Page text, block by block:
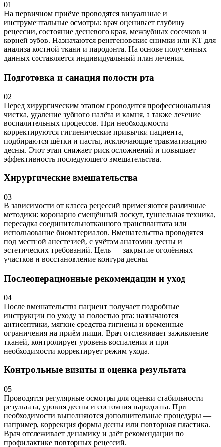
01
На первичном приёме проводятся визуальные и
инструментальные осмотры: врач оценивает глубину
рецессии, состояние десневого края, межзубных сосочков и
корней зубов. Назначаются рентгеновские снимки или КТ для
анализа костной ткани и пародонта. На основе полученных
данных составляется индивидуальный план лечения.
Подготовка и санация полости рта
02
Перед хирургическим этапом проводится профессиональная
чистка, удаление зубного налёта и камня, а также лечение
воспалительных процессов. При необходимости
корректируются гигиенические привычки пациента,
подбираются щётки и пасты, исключающие травматизацию
десны. Этот этап снижает риск осложнений и повышает
эффективность последующего вмешательства.
Хирургические вмешательства
03
В зависимости от класса рецессий применяются различные
методики: коронарно смещённый лоскут, туннельная техника,
пересадка соединительнотканного трансплантата или
использование биоматериалов. Вмешательства проводятся
под местной анестезией, с учётом анатомии десны и
эстетических требований. Цель — закрытие оголённых
участков и восстановление контура десны.
Послеоперационные рекомендации и уход
04
После вмешательства пациент получает подробные
инструкции по уходу за полостью рта: назначаются
антисептики, мягкие средства гигиены и временные
ограничения на приём пищи. Врач отслеживает заживление
тканей, контролирует уровень воспаления и при
необходимости корректирует режим ухода.
Контрольные визиты и оценка результата
05
Проводятся регулярные осмотры для оценки стабильности
результата, уровня десны и состояния пародонта. При
необходимости выполняются дополнительные процедуры —
например, коррекция формы десны или повторная пластика.
Врач отслеживает динамику и даёт рекомендации по
профилактике повторных рецессий.